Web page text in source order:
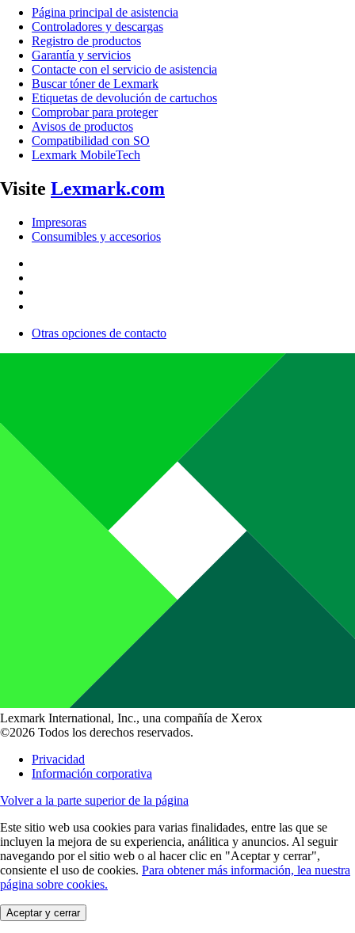
Página principal de asistencia
Controladores y descargas
Registro de productos
Garantía y servicios
Contacte con el servicio de asistencia
Buscar tóner de Lexmark
Etiquetas de devolución de cartuchos
Comprobar para proteger
Avisos de productos
Compatibilidad con SO
Lexmark MobileTech
Visite Lexmark.com
Impresoras
Consumibles y accesorios
Otras opciones de contacto
Lexmark International, Inc., una compañía de Xerox
©2026 Todos los derechos reservados.
Privacidad
Información corporativa
Volver a la parte superior de la página
Este sitio web usa cookies para varias finalidades, entre las que se
incluyen la mejora de su experiencia, análitica y anuncios. Al seguir
navegando por el sitio web o al hacer clic en "Aceptar y cerrar",
consiente el uso de cookies. Para obtener más información, lea nuestra
página sobre cookies.
Aceptar y cerrar